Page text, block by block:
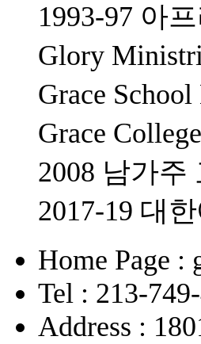
1993-97 아
Glory
Grace
Grace
2008 남가주
2017-19 대
Home Page :
Tel : 213-
Address :